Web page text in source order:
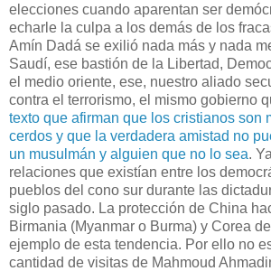
elecciones cuando aparentan ser
echarle la culpa a los demás de los
Amín Dadá se exilió nada más y nada
Saudí, ese bastión de la Libertad,
el medio oriente, ese, nuestro aliado
contra el terrorismo, el mismo gobierno
texto que afirman que los cristianos son
cerdos y que la verdadera amistad no
un musulmán y alguien que no lo sea.
relaciones que existían entre los
pueblos del cono sur durante las
siglo pasado. La protección de China
Birmania (Myanmar o Burma) y Corea
ejemplo de esta tendencia. Por ello no
cantidad de visitas de Mahmoud